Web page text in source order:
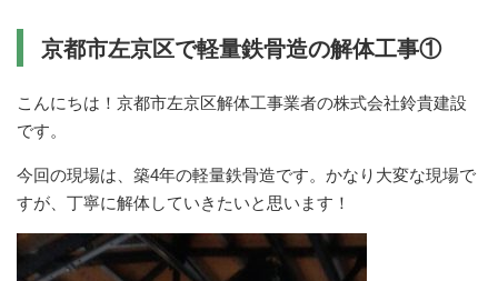
京都市左京区で軽量鉄骨造の解体工事①
こんにちは！京都市左京区解体工事業者の株式会社鈴貴建設
です。
今回の現場は、築4年の軽量鉄骨造です。かなり大変な現場で
すが、丁寧に解体していきたいと思います！